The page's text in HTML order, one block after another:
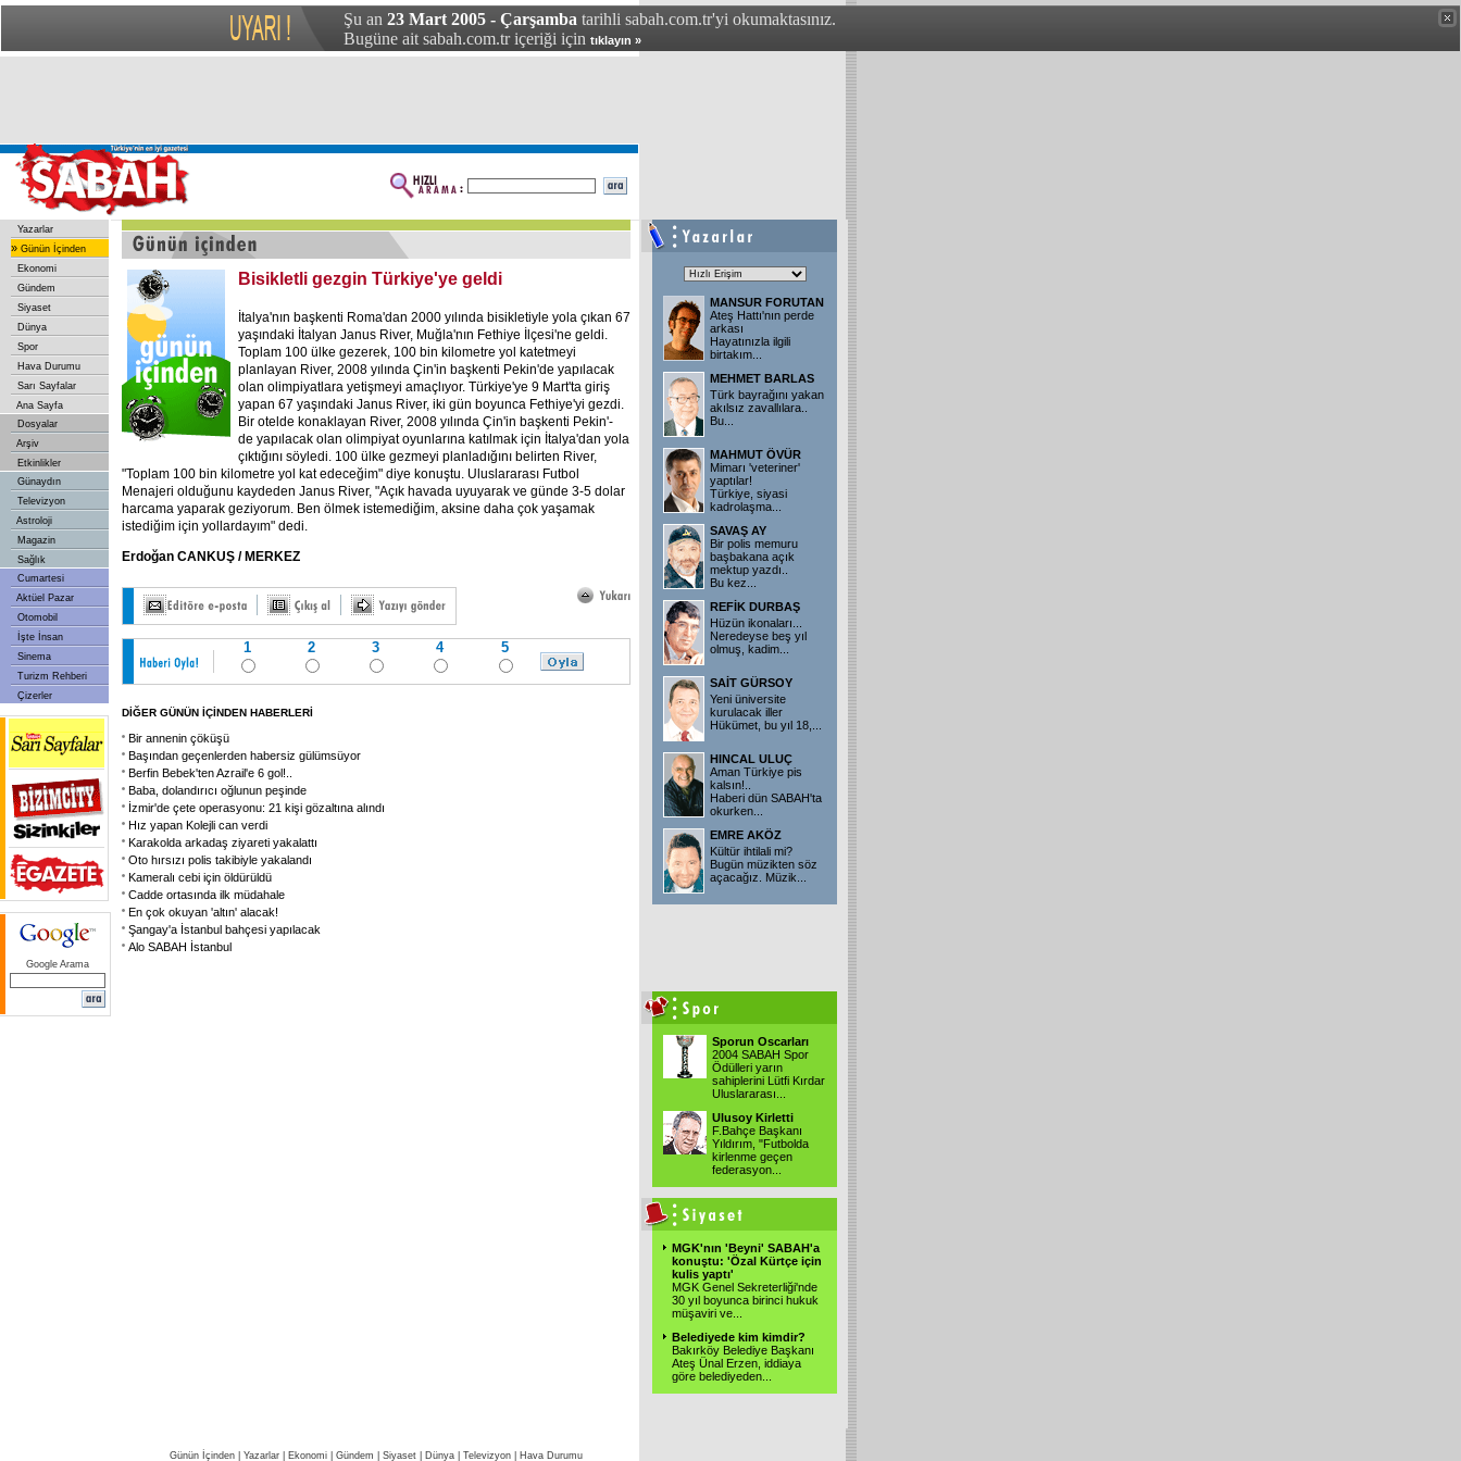
Şu an 23 Mart 2005 - Çarşamba tarihli sabah.com.tr'yi okumaktasınız.
Bugüne ait sabah.com.tr içeriği için tıklayın »
Yazarlar
» Günün İçinden
Ekonomi
Gündem
Siyaset
Dünya
Spor
Hava Durumu
Sarı Sayfalar
Ana Sayfa
Dosyalar
Arşiv
Etkinlikler
Günaydın
Televizyon
Astroloji
Magazin
Sağlık
Cumartesi
Aktüel Pazar
Otomobil
İşte İnsan
Sinema
Turizm Rehberi
Çizerler
Google Arama
Bisikletli gezgin Türkiye'ye geldi
İtalya'nın başkenti Roma'dan 2000 yılında bisikletiyle yola çıkan 67
yaşındaki İtalyan Janus River, Muğla'nın Fethiye İlçesi'ne geldi.
Toplam 100 ülke gezerek, 100 bin kilometre yol katetmeyi
planlayan River, 2008 yılında Çin'in başkenti Pekin'de yapılacak
olan olimpiyatlara yetişmeyi amaçlıyor. Türkiye'ye 9 Mart'ta giriş
yapan 67 yaşındaki Janus River, iki gün boyunca Fethiye'yi gezdi.
Bir otelde konaklayan River, 2008 yılında Çin'in başkenti Pekin'-
de yapılacak olan olimpiyat oyunlarına katılmak için İtalya'dan yola
çıktığını söyledi. 100 ülke gezmeyi planladığını belirten River,
"Toplam 100 bin kilometre yol kat edeceğim" diye konuştu. Uluslararası Futbol
Menajeri olduğunu kaydeden Janus River, "Açık havada uyuyarak ve günde 3-5 dolar
harcama yaparak geziyorum. Ben ölmek istemediğim, aksine daha çok yaşamak
istediğim için yollardayım" dedi.
Erdoğan CANKUŞ / MERKEZ
1 2 3 4 5
DİĞER GÜNÜN İÇİNDEN HABERLERİ
Bir annenin çöküşü
Başından geçenlerden habersiz gülümsüyor
Berfin Bebek'ten Azrail'e 6 gol!..
Baba, dolandırıcı oğlunun peşinde
İzmir'de çete operasyonu: 21 kişi gözaltına alındı
Hız yapan Kolejli can verdi
Karakolda arkadaş ziyareti yakalattı
Oto hırsızı polis takibiyle yakalandı
Kameralı cebi için öldürüldü
Cadde ortasında ilk müdahale
En çok okuyan 'altın' alacak!
Şangay'a İstanbul bahçesi yapılacak
Alo SABAH İstanbul
MANSUR FORUTAN
Ateş Hattı'nın perde
arkası
Hayatınızla ilgili
birtakım...
MEHMET BARLAS
Türk bayrağını yakan
akılsız zavallılara..
Bu...
MAHMUT ÖVÜR
Mimarı 'veteriner'
yaptılar!
Türkiye, siyasi
kadrolaşma...
SAVAŞ AY
Bir polis memuru
başbakana açık
mektup yazdı..
Bu kez...
REFİK DURBAŞ
Hüzün ikonaları...
Neredeyse beş yıl
olmuş, kadim...
SAİT GÜRSOY
Yeni üniversite
kurulacak iller
Hükümet, bu yıl 18,...
HINCAL ULUÇ
Aman Türkiye pis
kalsın!..
Haberi dün SABAH'ta
okurken...
EMRE AKÖZ
Kültür ihtilali mi?
Bugün müzikten söz
açacağız. Müzik...
Sporun Oscarları
2004 SABAH Spor
Ödülleri yarın
sahiplerini Lütfi Kırdar
Uluslararası...
Ulusoy Kirletti
F.Bahçe Başkanı
Yıldırım, "Futbolda
kirlenme geçen
federasyon...
MGK'nın 'Beyni' SABAH'a
konuştu: 'Özal Kürtçe için
kulis yaptı'
MGK Genel Sekreterliği'nde
30 yıl boyunca birinci hukuk
müşaviri ve...
Belediyede kim kimdir?
Bakırköy Belediye Başkanı
Ateş Ünal Erzen, iddiaya
göre belediyeden...
Günün İçinden Yazarlar Ekonomi Gündem Siyaset Dünya | Televizyon Hava Durumu